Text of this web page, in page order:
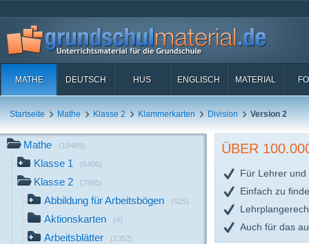
MATHE DEUTSCH HUS ENGLISCH MATERIAL
Startseite Mathe Klasse 2 Klammerkarten Division Version 2
Mathe (19489)
Klasse 1 (6406)
Klasse 2 (7895)
Abbildung für Arbeitsbögen (525)
Aktionskarten (4)
Arbeitsblätter (1352)
ÜBER
Für Lehrer und
Einfach zu
Auch für das